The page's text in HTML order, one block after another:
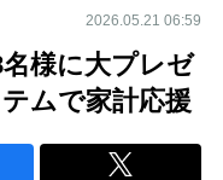
2026.05.21 06:59
様に大プレゼ
ムで家計応援